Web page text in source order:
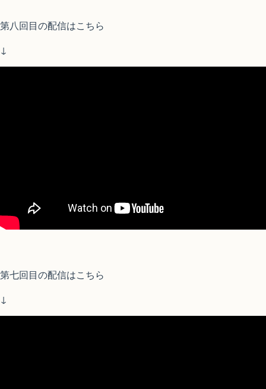
第八回目の配信はこちら
↓
第七回目の配信はこちら
↓